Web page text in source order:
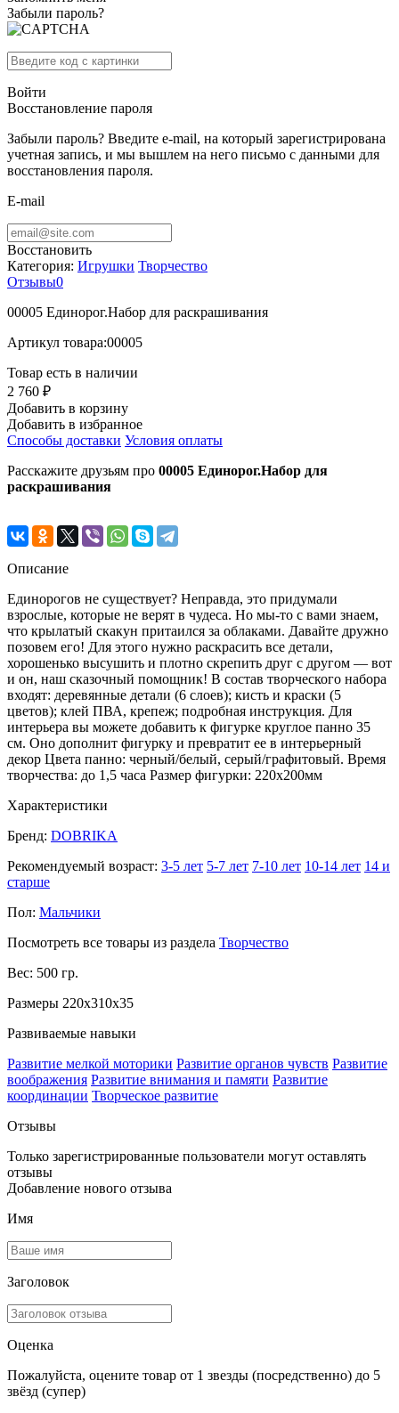
Забыли пароль?
Войти
Восстановление пароля
Забыли пароль? Введите e-mail, на который зарегистрирована
учетная запись, и мы вышлем на него письмо с данными для
восстановления пароля.
E-mail
Восстановить
Категория: Игрушки Творчество
Отзывы0
00005 Единорог.Набор для раскрашивания
Артикул товара:00005
Товар есть в наличии
2 760 ₽
Добавить в корзину
Добавить в избранное
Способы доставки Условия оплаты
Расскажите друзьям про 00005 Единорог.Набор для
раскрашивания
Описание
Единорогов не существует? Неправда, это придумали
взрослые, которые не верят в чудеса. Но мы-то с вами знаем,
что крылатый скакун притаился за облаками. Давайте дружно
позовем его! Для этого нужно раскрасить все детали,
хорошенько высушить и плотно скрепить друг с другом — вот
и он, наш сказочный помощник! В состав творческого набора
входят: деревянные детали (6 слоев); кисть и краски (5
цветов); клей ПВА, крепеж; подробная инструкция. Для
интерьера вы можете добавить к фигурке круглое панно 35
см. Оно дополнит фигурку и превратит ее в интерьерный
декор Цвета панно: черный/белый, серый/графитовый. Время
творчества: до 1,5 часа Размер фигурки: 220х200мм
Характеристики
Бренд: DOBRIKA
Рекомендуемый возраст: 3-5 лет 5-7 лет 7-10 лет 10-14 лет 14 и
старше
Пол: Мальчики
Посмотреть все товары из раздела Творчество
Вес: 500 гр.
Размеры 220x310x35
Развиваемые навыки
Развитие мелкой моторики Развитие органов чувств Развитие
воображения Развитие внимания и памяти Развитие
координации Творческое развитие
Отзывы
Только зарегистрированные пользователи могут оставлять
отзывы
Добавление нового отзыва
Имя
Заголовок
Оценка
Пожалуйста, оцените товар от 1 звезды (посредственно) до 5
звёзд (супер)